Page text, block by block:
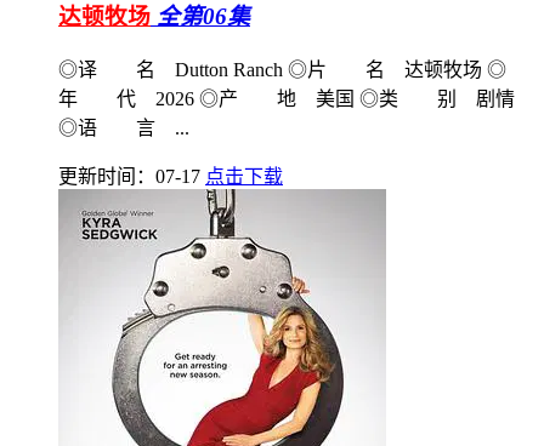
达顿牧场 全第06集
◎译 名 Dutton Ranch ◎片 名 达顿牧场 ◎
年 代 2026 ◎产 地 美国 ◎类 别 剧情
◎语 言 ...
更新时间：07-17 点击下载